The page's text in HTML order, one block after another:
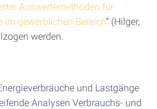
Auswertemethoden für
im gewerblichen Bereich” (Hilger,
werden.
und Lastgänge
Analysen Verbrauchs- und